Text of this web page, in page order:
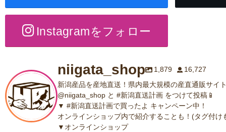
Instagramをフォロー
niigata_shop 1,879
16,727
新潟産品を産地直送！県内最大規模の産直通販サイ
@niigata_shop と #新潟直送計画 をつけて投稿📱
▼ #新潟直送計画で買ったよ キャンペーン中！
オンラインショップ内で紹介することも！(タグ付け
▼オンラインショップ